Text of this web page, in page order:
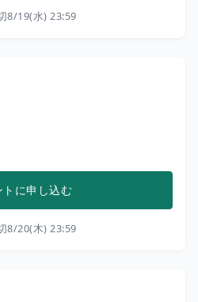
8/19(水) 23:59
トに申し込む
8/20(木) 23:59